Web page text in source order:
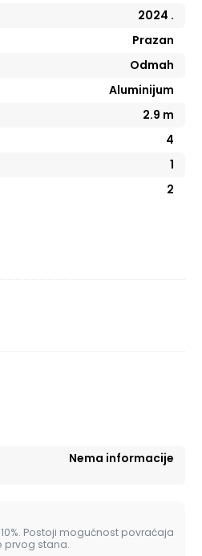
2024 .
Prazan
Odmah
Aluminijum
2.9 m
4
1
2
Nema informacije
Postoji mogućnost povraćaja
prvog stana.